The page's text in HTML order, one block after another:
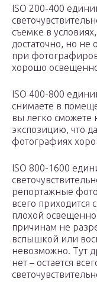
ISO 200-400
съемке в
достаточно, но
при
хорошо
ISO 400-800
снимаете в
вы легко сможете
экспозицию, что
фотографиях
ISO 800-1600
репортажные
всего приходится
плохой
причинам не
вспышкой или
невозможно. Тут
нет – остается